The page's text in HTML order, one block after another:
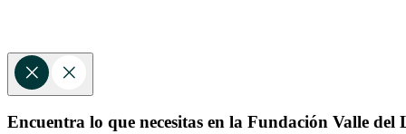
Encuentra lo que necesitas en la Fundación Valle del